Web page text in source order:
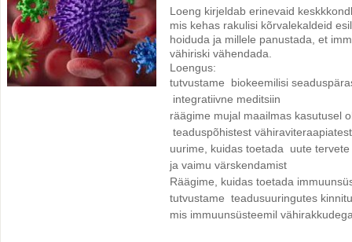
Loeng kirjeldab erinevaid
mis kehas rakulisi kõrvalekaldeid
hoiduda ja millele panustada, et
vähiriski vähendada.
Loengus:
tutvustame biokeemilisi
integratiivne meditsiin
räägime mujal maailmas kasutusel
teaduspõhistest vähiraviteraapiatest
uurime, kuidas toetada uute
ja vaimu värskendamist
Räägime, kuidas toetada
tutvustame teadusuuringutes
mis immuunsüsteemil